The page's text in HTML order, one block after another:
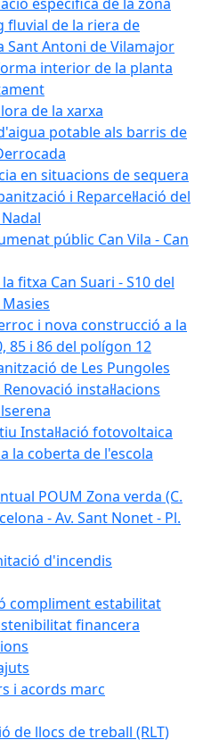
fluvial de la riera de
Sant Antoni de Vilamajor
interior de la planta
de la xarxa
potable als barris de
en situacions de sequera
i Reparcel·lació del
públic Can Vila - Can
fitxa Can Suari - S10 del
i nova construcció a la
85 i 86 del polígon 12
de Les Pungoles
instal·lacions
Instal·lació fotovoltaica
la coberta de l'escola
POUM Zona verda (C.
- Av. Sant Nonet - Pl.
d'incendis
compliment estabilitat
financera
i acords marc
de llocs de treball (RLT)